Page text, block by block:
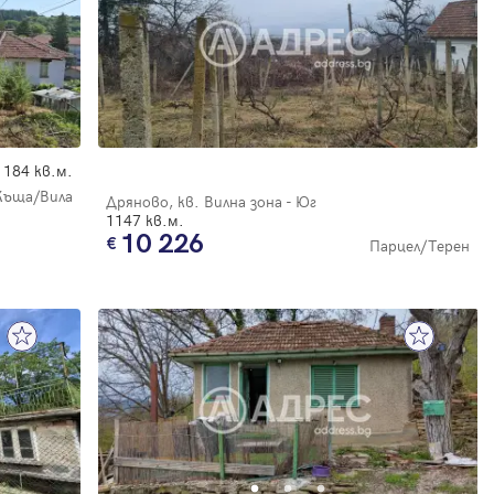
184 кв.м.
Вила
Дряново, кв. Вилна зона - Юг
1147 кв.м.
10 226 Парцел/Терен